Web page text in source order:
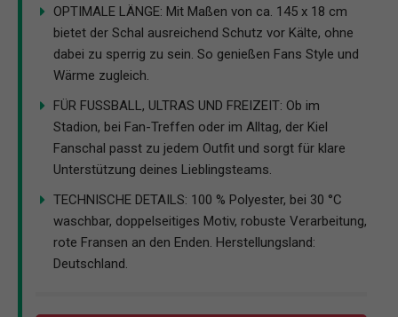
OPTIMALE LÄNGE: Mit Maßen von ca. 145 x 18 cm
bietet der Schal ausreichend Schutz vor Kälte, ohne
dabei zu sperrig zu sein. So genießen Fans Style und
Wärme zugleich.
FÜR FUSSBALL, ULTRAS UND FREIZEIT: Ob im
Stadion, bei Fan-Treffen oder im Alltag, der Kiel
Fanschal passt zu jedem Outfit und sorgt für klare
Unterstützung deines Lieblingsteams.
TECHNISCHE DETAILS: 100 % Polyester, bei 30 °C
waschbar, doppelseitiges Motiv, robuste Verarbeitung,
rote Fransen an den Enden. Herstellungsland:
Deutschland.